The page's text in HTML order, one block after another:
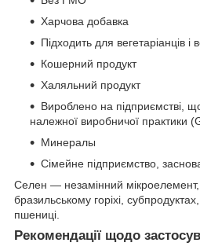
Харчова добавка
Підходить для вегетаріанців і
Кошерний продукт
Халяльний продукт
Вироблено на підприємстві,
належної виробничої практики
Минералы
Сімейне підприємство,
Селен — незамінний мікроелемент,
бразильському горіхі,
пшениці.
Рекомендації щодо